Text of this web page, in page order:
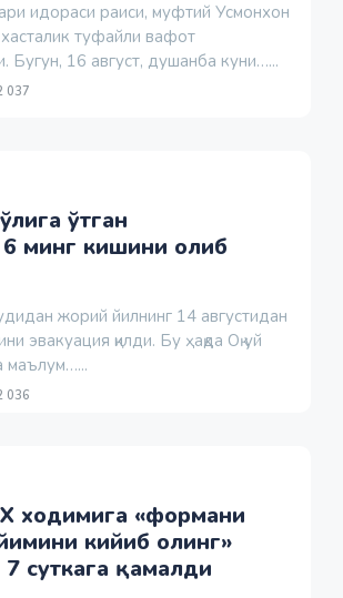
идораси раиси, муфтий Усмонхон
туфайли вафот
Бугун, 16 август, душанба куни…...
037
ўтган
минг кишини олиб
жорий йилнинг 14 августидан
эвакуация қилди. Бу ҳақда Оқ уй
маълум…...
036
ходимига «формани
кийиб олинг»
суткага қамалди